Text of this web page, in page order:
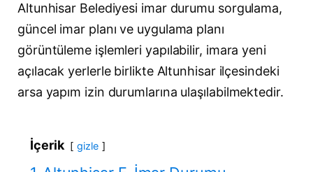
Altunhisar Belediyesi imar durumu sorgulama,
güncel imar planı ve uygulama planı
görüntüleme işlemleri yapılabilir, imara yeni
açılacak yerlerle birlikte Altunhisar ilçesindeki
arsa yapım izin durumlarına ulaşılabilmektedir.
İçerik gizle